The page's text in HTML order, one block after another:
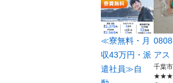
≪寮無料・月
収43万円・派
遣社員≫自
アス
千葉市